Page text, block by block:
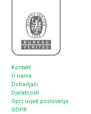
Kontakt
O nama
Dobavljači
Djelatnosti
Opći uvjeti poslovanja
GDPR